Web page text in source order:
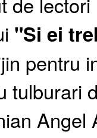
"Si ei
pentru
tulburari